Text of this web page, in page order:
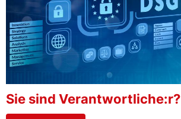
Sie sind Verantwortliche:r?